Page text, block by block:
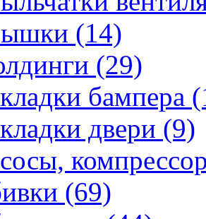
(14)
(29)
бампера
двери (9)
(69)